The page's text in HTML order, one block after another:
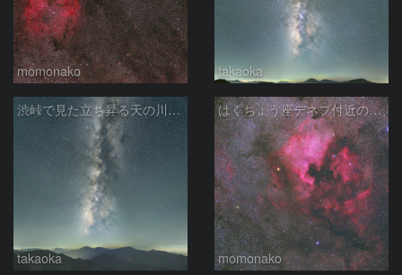
momonako takaoka
渋峠で見た立ち昇る天の川銀河
takaoka
はくちょう座デネブ付近の空域 260720
momonako